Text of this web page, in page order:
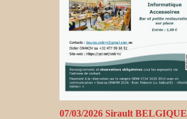
07/03/2026 Sirault BELGIQUE